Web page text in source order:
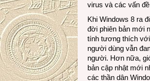
virus và các vấn
Khi Windows 8 ra
đời phiên bản mới
tính tương thích
người dùng vẫn
người. Hơn nữa,
bản cập nhật mới
các thần dân